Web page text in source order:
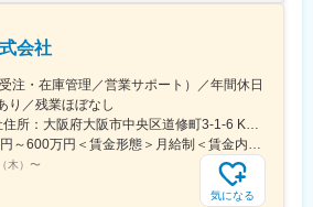
会社
注・在庫管理／営業サポート）／年間休日
り／残業ほぼなし
＜勤務地詳細＞本社住所：大阪府大阪市中央区道修町3-1-6 Kシオノビル7F受動喫煙対策：屋内全面禁煙変更の範囲：会社の定める事業所
＜予定年収＞400万円～600万円＜賃金形態＞月給制＜賃金内訳＞月額（基本給）：250,000円～370,000円＜月給＞250,000円～370,000円＜昇給有無＞有＜残業手当＞有＜給与補足＞上記年収には住宅手当、家族手当含む。（家族の人数により変動あり）賃金はあくまでも目安の金額であり、選考を通じて上下する可能性があります。月給(月額)は固定手当を含めた表記です。
木） 〜
気になる